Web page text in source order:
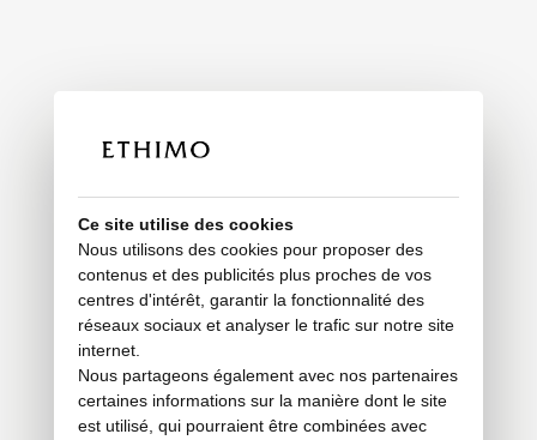
Ce site utilise des cookies
Nous utilisons des cookies pour proposer des
contenus et des publicités plus proches de vos
centres d'intérêt, garantir la fonctionnalité des
réseaux sociaux et analyser le trafic sur notre site
internet.
Nous partageons également avec nos partenaires
certaines informations sur la manière dont le site
est utilisé, qui pourraient être combinées avec